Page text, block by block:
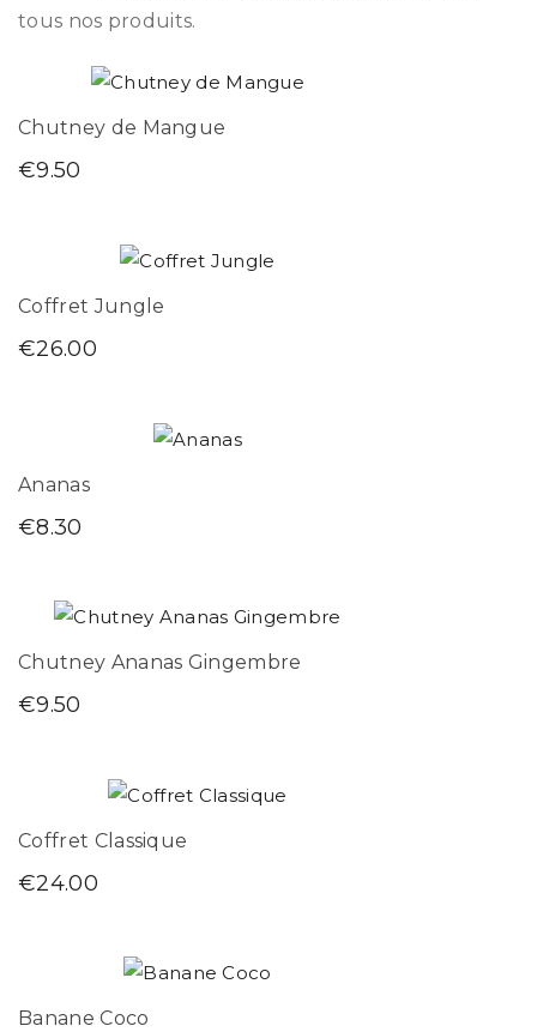
tous nos produits.
Chutney de Mangue
€9.50
Coffret Jungle
€26.00
Ananas
€8.30
Chutney Ananas Gingembre
€9.50
Coffret Classique
€24.00
Banane Coco